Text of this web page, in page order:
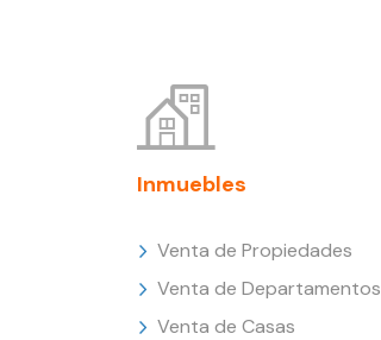
Inmuebles
Venta de Propiedades
Venta de Departamentos
Venta de Casas